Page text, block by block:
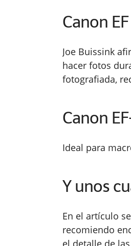
Canon
Joe Buissink
hacer fotos
fotografiada,
Canon
Ideal para
Y unos
En el artículo
recomiendo